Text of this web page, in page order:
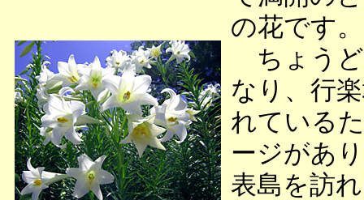
の花です。
ちょうど
なり、行
れている
ージがあ
表島を訪